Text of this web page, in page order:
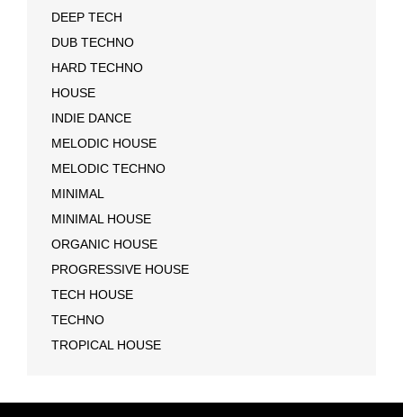
DEEP TECH
DUB TECHNO
HARD TECHNO
HOUSE
INDIE DANCE
MELODIC HOUSE
MELODIC TECHNO
MINIMAL
MINIMAL HOUSE
ORGANIC HOUSE
PROGRESSIVE HOUSE
TECH HOUSE
TECHNO
TROPICAL HOUSE